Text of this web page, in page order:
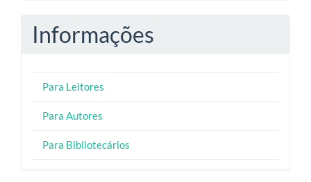
Informações
Para Leitores
Para Autores
Para Bibliotecários